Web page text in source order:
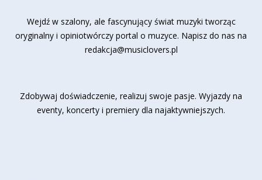
Wejdź w szalony, ale fascynujący świat muzyki tworząc
oryginalny i opiniotwórczy portal o muzyce. Napisz do nas na
redakcja@musiclovers.pl
Zdobywaj doświadczenie, realizuj swoje pasje. Wyjazdy na
eventy, koncerty i premiery dla najaktywniejszych.